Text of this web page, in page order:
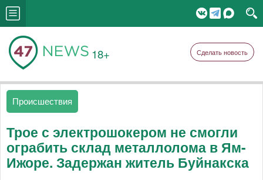
18+ Сделать новость
Происшествия
Трое с электрошокером не смогли
ограбить склад металлолома в Ям-
Ижоре. Задержан житель Буйнакска